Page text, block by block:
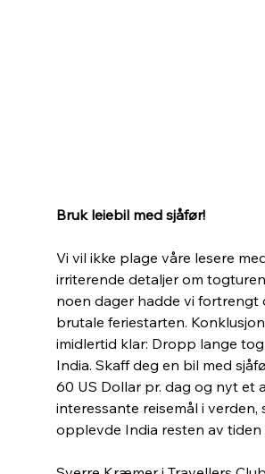
Bruk leiebil med sjåfør!
Vi vil ikke plage våre lesere
irriterende detaljer om
noen dager hadde vi fortrengt
brutale feriestarten.
imidlertid klar: Dropp lange
India. Skaff deg en bil med
60 US Dollar pr. dag og nyt et
interessante reisemål i verden,
opplevde India resten av tiden